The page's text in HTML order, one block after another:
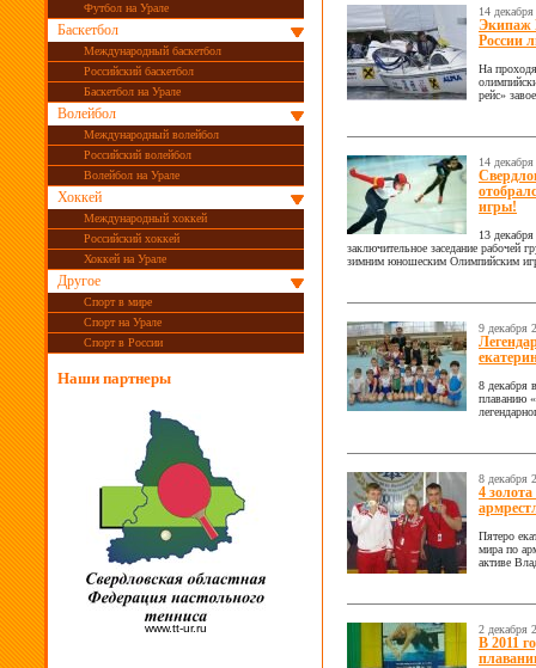
Футбол на Урале
Баскетбол
Международный баскетбол
Российский баскетбол
Баскетбол на Урале
Волейбол
Международный волейбол
Российский волейбол
Волейбол на Урале
Хоккей
Международный хоккей
Российский хоккей
Хоккей на Урале
Другое
Спорт в мире
Спорт на Урале
Спорт в России
Наши партнеры
www.tt-ur.ru
14
Экипаж
России
На
рейс»
14
игры!
13
заключительное заседание рабочей
зимним юношеским Олимпийским
9 декабря
8 декабря
плаванию
8 декабря
4
Пятеро
мира по
активе
2 декабря
В 2011